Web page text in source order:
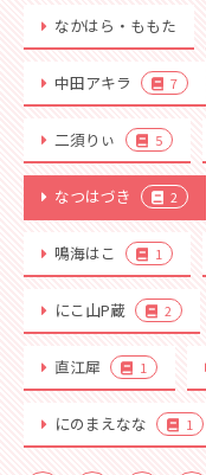
なかはら・ももた
中田アキラ 7
二須りぃ 5
なつはづき 2
鳴海はこ 1
にこ山P蔵 2
直江犀 1
にのまえなな 1